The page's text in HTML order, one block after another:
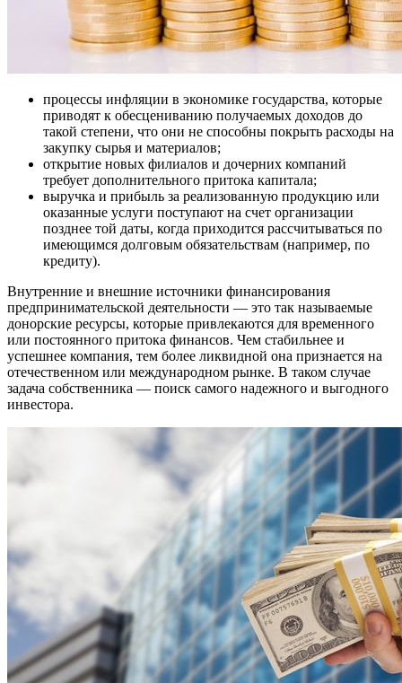
процессы инфляции в экономике государства, которые
приводят к обесцениванию получаемых доходов до
такой степени, что они не способны покрыть расходы на
закупку сырья и материалов;
открытие новых филиалов и дочерних компаний
требует дополнительного притока капитала;
выручка и прибыль за реализованную продукцию или
оказанные услуги поступают на счет организации
позднее той даты, когда приходится рассчитываться по
имеющимся долговым обязательствам (например, по
кредиту).
Внутренние и внешние источники финансирования
предпринимательской деятельности — это так называемые
донорские ресурсы, которые привлекаются для временного
или постоянного притока финансов. Чем стабильнее и
успешнее компания, тем более ликвидной она признается на
отечественном или международном рынке. В таком случае
задача собственника — поиск самого надежного и выгодного
инвестора.